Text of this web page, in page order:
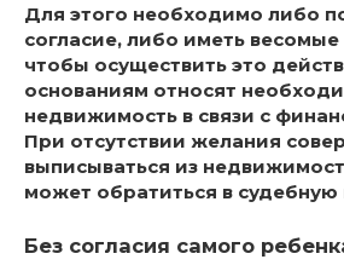
Для этого необходимо либо
согласие, либо иметь
чтобы осуществить это
основаниям относят
недвижимость в связи с
При отсутствии желания
выписываться из
может обратиться в
Без согласия самого